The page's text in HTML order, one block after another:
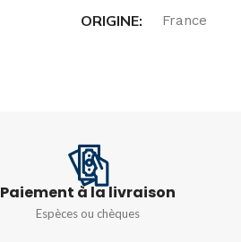
ORIGINE France
Paiement à la livraison
Espèces ou chèques